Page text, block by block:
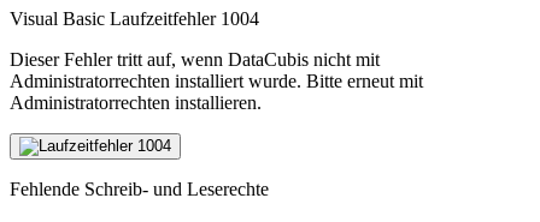
Visual Basic Laufzeitfehler 1004
Dieser Fehler tritt auf, wenn DataCubis nicht mit
Administratorrechten installiert wurde. Bitte erneut mit
Administratorrechten installieren.
Fehlende Schreib- und Leserechte